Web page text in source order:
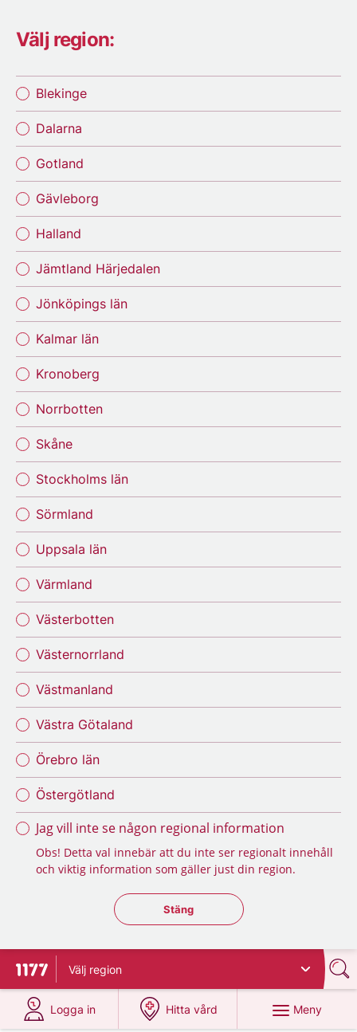
Välj region:
Blekinge
Dalarna
Gotland
Gävleborg
Halland
Jämtland Härjedalen
Jönköpings län
Kalmar län
Kronoberg
Norrbotten
Skåne
Stockholms län
Sörmland
Uppsala län
Värmland
Västerbotten
Västernorrland
Västmanland
Västra Götaland
Örebro län
Östergötland
Jag vill inte se någon regional information
Obs! Detta val innebär att du inte ser regionalt innehåll
och viktig information som gäller just din region.
Stäng regionsväljaren
Stäng
Till startsidan för 1177
Välj region
Logga in
på 1177.se
Hitta vård
på 1177.se
Meny